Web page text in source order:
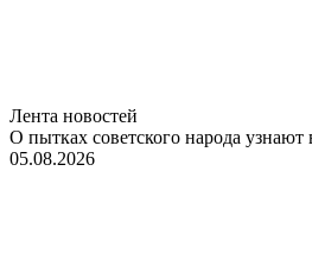
Лента новостей
О пытках советского народа узнают
05.08.2026